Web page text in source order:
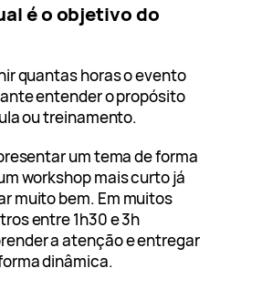
é o objetivo do
quantas horas o evento
entender o propósito
ou treinamento.
um tema de forma
workshop mais curto já
muito bem. Em muitos
entre 1h30 e 3h
a atenção e entregar
dinâmica.